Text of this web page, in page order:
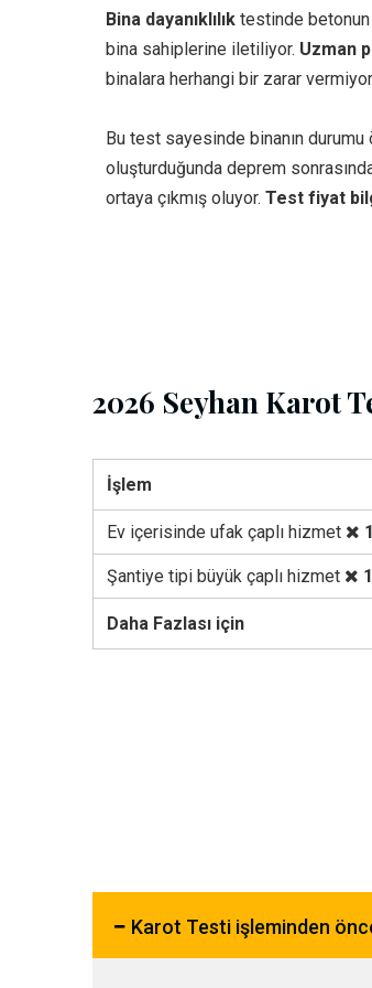
Bina dayanıklılık testinde betonun
bina sahiplerine iletiliyor. Uzman
binalara herhangi bir zarar
Bu test sayesinde binanın
oluşturduğunda deprem
ortaya çıkmış oluyor. Test fiyat
2026 Seyhan Karot
İşlem
Ev içerisinde ufak çaplı hizmet 1
Şantiye tipi büyük çaplı hizmet 1
Daha Fazlası için
Karot Testi işleminden